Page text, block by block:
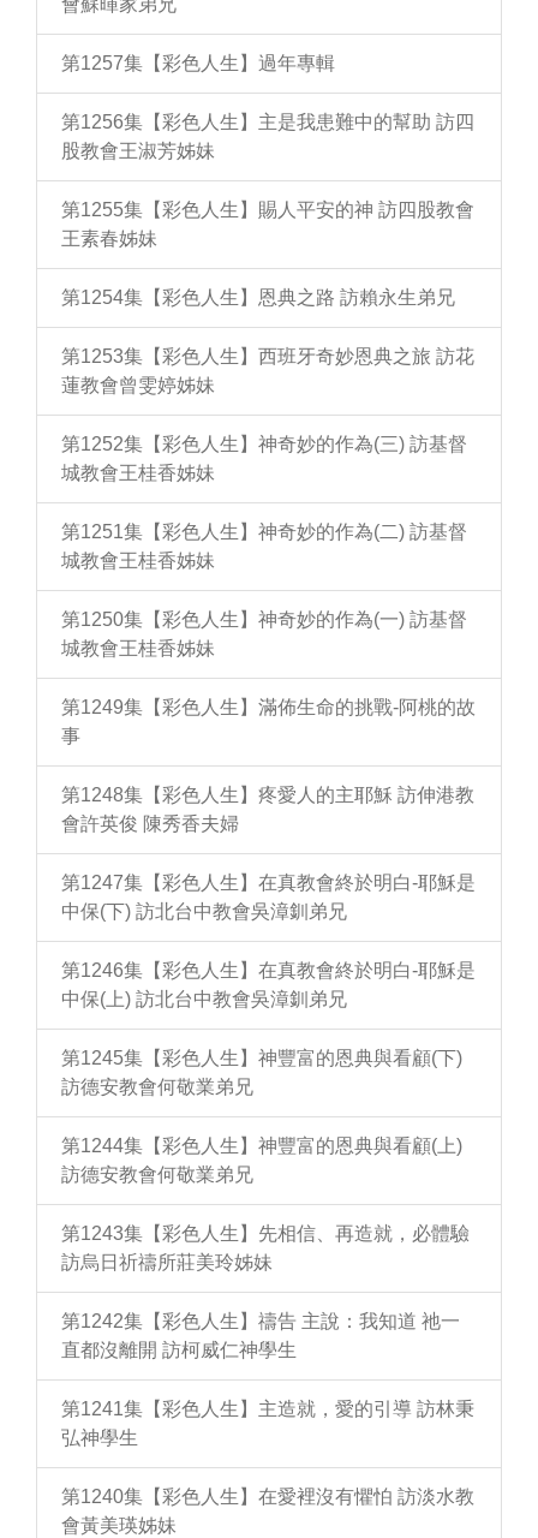
會蘇暉家弟兄
第1257集【彩色人生】過年專輯
第1256集【彩色人生】主是我患難中的幫助 訪四
股教會王淑芳姊妹
第1255集【彩色人生】賜人平安的神 訪四股教會
王素春姊妹
第1254集【彩色人生】恩典之路 訪賴永生弟兄
第1253集【彩色人生】西班牙奇妙恩典之旅 訪花
蓮教會曾雯婷姊妹
第1252集【彩色人生】神奇妙的作為(三) 訪基督
城教會王桂香姊妹
第1251集【彩色人生】神奇妙的作為(二) 訪基督
城教會王桂香姊妹
第1250集【彩色人生】神奇妙的作為(一) 訪基督
城教會王桂香姊妹
第1249集【彩色人生】滿佈生命的挑戰-阿桃的故
事
第1248集【彩色人生】疼愛人的主耶穌 訪伸港教
會許英俊 陳秀香夫婦
第1247集【彩色人生】在真教會終於明白-耶穌是
中保(下) 訪北台中教會吳漳釧弟兄
第1246集【彩色人生】在真教會終於明白-耶穌是
中保(上) 訪北台中教會吳漳釧弟兄
第1245集【彩色人生】神豐富的恩典與看顧(下)
訪德安教會何敬業弟兄
第1244集【彩色人生】神豐富的恩典與看顧(上)
訪德安教會何敬業弟兄
第1243集【彩色人生】先相信、再造就，必體驗
訪烏日祈禱所莊美玲姊妹
第1242集【彩色人生】禱告 主說：我知道 祂一
直都沒離開 訪柯威仁神學生
第1241集【彩色人生】主造就，愛的引導 訪林秉
弘神學生
第1240集【彩色人生】在愛裡沒有懼怕 訪淡水教
會黃美瑛姊妹